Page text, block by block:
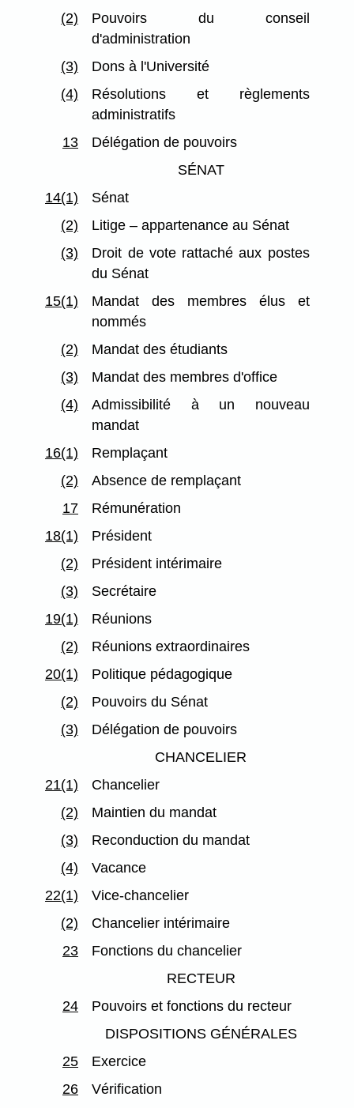
(2)
Pouvoirs du conseil
d'administration
(3)
Dons à l'Université
(4)
Résolutions et règlements
administratifs
13
Délégation de pouvoirs
SÉNAT
14(1)
Sénat
(2)
Litige – appartenance au Sénat
(3)
Droit de vote rattaché aux postes
du Sénat
15(1)
Mandat des membres élus et
nommés
(2)
Mandat des étudiants
(3)
Mandat des membres d'office
(4)
Admissibilité à un nouveau
mandat
16(1)
Remplaçant
(2)
Absence de remplaçant
17
Rémunération
18(1)
Président
(2)
Président intérimaire
(3)
Secrétaire
19(1)
Réunions
(2)
Réunions extraordinaires
20(1)
Politique pédagogique
(2)
Pouvoirs du Sénat
(3)
Délégation de pouvoirs
CHANCELIER
21(1)
Chancelier
(2)
Maintien du mandat
(3)
Reconduction du mandat
(4)
Vacance
22(1)
Vice-chancelier
(2)
Chancelier intérimaire
23
Fonctions du chancelier
RECTEUR
24
Pouvoirs et fonctions du recteur
DISPOSITIONS GÉNÉRALES
25
Exercice
26
Vérification